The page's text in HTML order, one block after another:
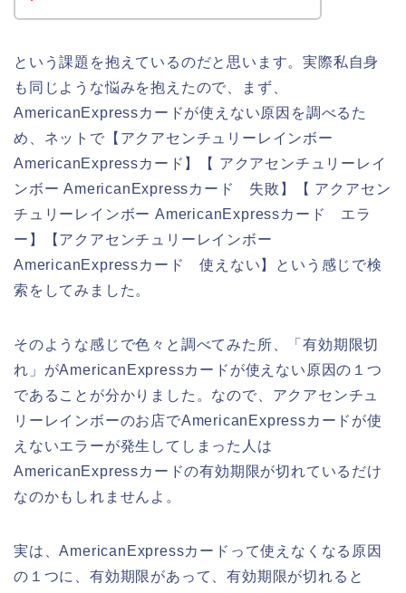
という課題を抱えているのだと思います。実際私自身
も同じような悩みを抱えたので、まず、
AmericanExpressカードが使えない原因を調べるた
め、ネットで【アクアセンチュリーレインボー
AmericanExpressカード】【 アクアセンチュリーレイ
ンボー AmericanExpressカード 失敗】【 アクアセン
チュリーレインボー AmericanExpressカード エラ
ー】【アクアセンチュリーレインボー
AmericanExpressカード 使えない】という感じで検
索をしてみました。
そのような感じで色々と調べてみた所、「有効期限切
れ」がAmericanExpressカードが使えない原因の１つ
であることが分かりました。なので、アクアセンチュ
リーレインボーのお店でAmericanExpressカードが使
えないエラーが発生してしまった人は
AmericanExpressカードの有効期限が切れているだけ
なのかもしれませんよ。
実は、AmericanExpressカードって使えなくなる原因
の１つに、有効期限があって、有効期限が切れると